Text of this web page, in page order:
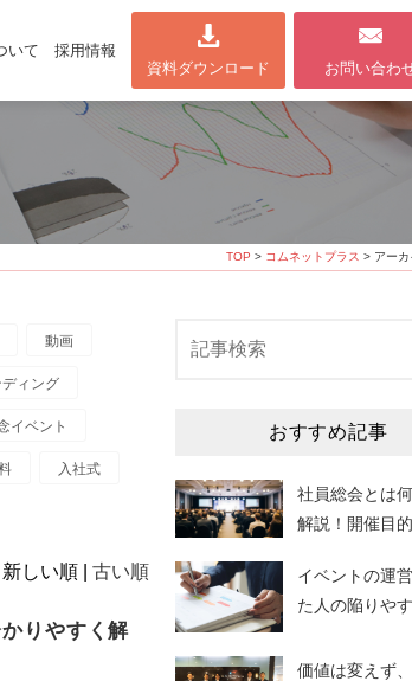
いて
採用情報
資料ダウンロード
お問い合わ
TOP > コムネットプラス > アーカ
動画
ィング
イベント
入社式
新しい順 | 古い順
りやすく解
おすすめ記事
社員総会とは
解説！開催目
イベントの運
た人の陥りや
価値は変えず